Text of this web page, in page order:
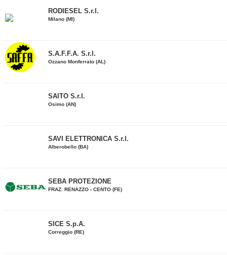
RODIESEL S.r.l.
Milano (MI)
S.A.F.F.A. S.r.l.
Ozzano Monferrato (AL)
SAITO S.r.l.
Osimo (AN)
SAVI ELETTRONICA S.r.l.
Alberobello (BA)
SEBA PROTEZIONE
FRAZ. RENAZZO - CENTO (FE)
SICE S.p.A.
Correggio (RE)